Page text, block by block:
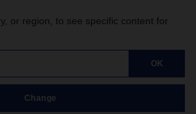
or region, to see specific content for
OK
Change